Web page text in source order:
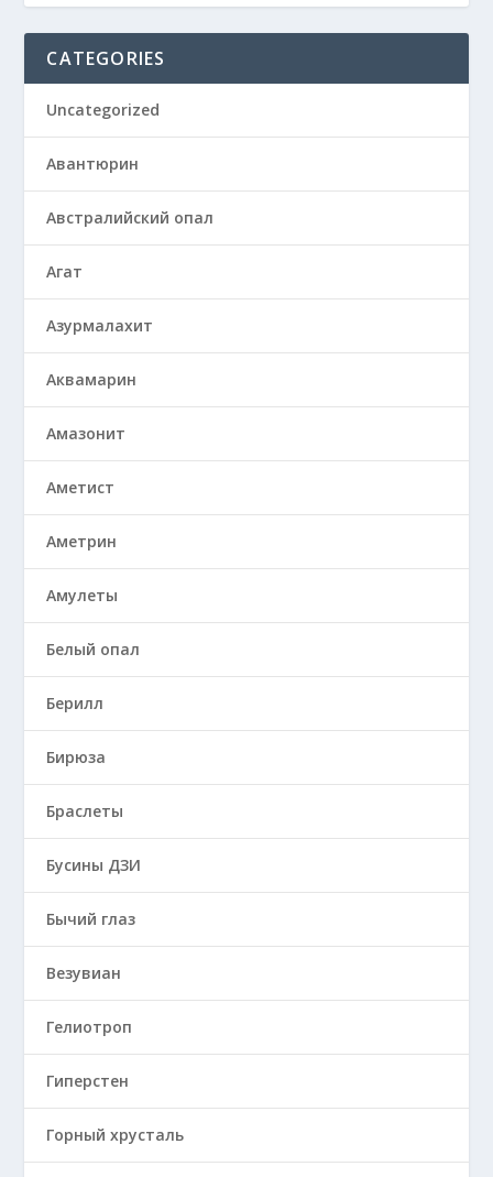
CATEGORIES
Uncategorized
Авантюрин
Австралийский опал
Агат
Азурмалахит
Аквамарин
Амазонит
Аметист
Аметрин
Амулеты
Белый опал
Берилл
Бирюза
Браслеты
Бусины ДЗИ
Бычий глаз
Везувиан
Гелиотроп
Гиперстен
Горный хрусталь